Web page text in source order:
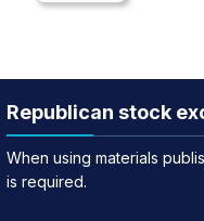
Republican stock
When using materials
is required.